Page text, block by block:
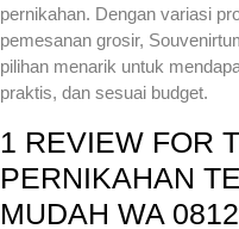
pernikahan. Dengan variasi
pemesanan grosir,
pilihan menarik untuk
praktis, dan sesuai budget.
1 REVIEW FOR
PERNIKAHAN
MUDAH WA